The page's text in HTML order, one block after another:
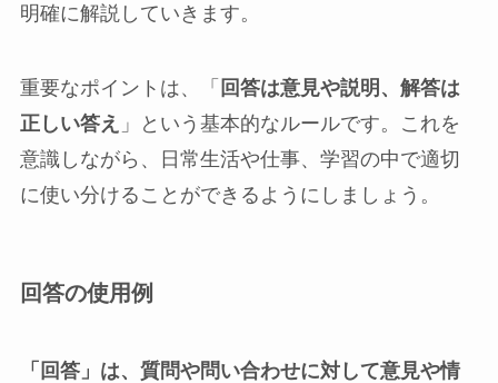
明確に解説していきます。
重要なポイントは、「 回答は意見や説明、解答は
正しい答え 」という基本的なルールです。これを
意識しながら、日常生活や仕事、学習の中で適切
に使い分けることができるようにしましょう。
回答の使用例
「回答」は、質問や問い合わせに対して意見や情